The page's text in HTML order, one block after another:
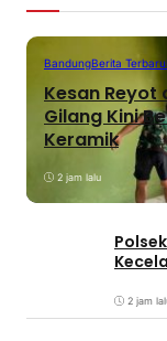
BandungBerita Terbaru
Kesan Reyot
Gilang Kini
Keramik
2 jam lalu
2 jam